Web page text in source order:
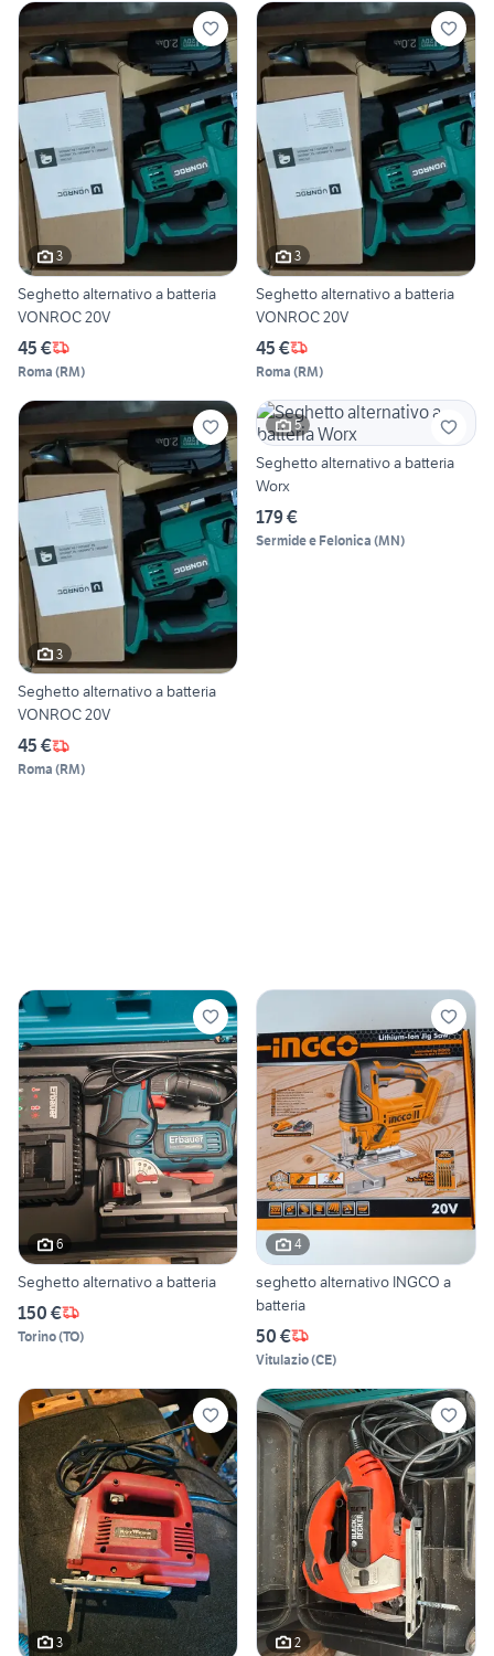
3
Seghetto alternativo a batteria
VONROC 20V
45 €
Roma (RM)
3
Seghetto alternativo a batteria
VONROC 20V
45 €
Roma (RM)
3
Seghetto alternativo a batteria
VONROC 20V
45 €
Roma (RM)
5
Seghetto alternativo a batteria
Worx
179 €
Sermide e Felonica (MN)
6
Seghetto alternativo a batteria
150 €
Torino(TO)
4
seghetto alternativo INGCO a
batteria
50 €
Vitulazio(CE)
3 2